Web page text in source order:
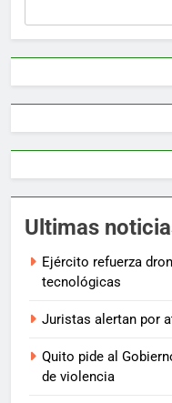
Ultimas
Ejército refuerza
tecnológicas
Juristas alertan por
Quito pide al
de violencia